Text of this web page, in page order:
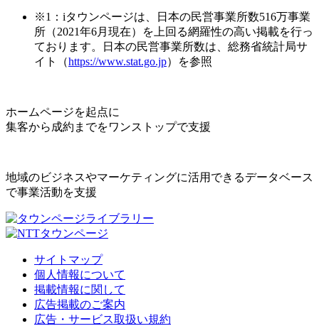
※1：iタウンページは、日本の民営事業所数516万事業
所（2021年6月現在）を上回る網羅性の高い掲載を行っ
ております。日本の民営事業所数は、総務省統計局サ
イト（https://www.stat.go.jp）を参照
ホームページを起点に
集客から成約までをワンストップで支援
地域のビジネスやマーケティングに活用できるデータベース
で事業活動を支援
サイトマップ
個人情報について
掲載情報に関して
広告掲載のご案内
広告・サービス取扱い規約